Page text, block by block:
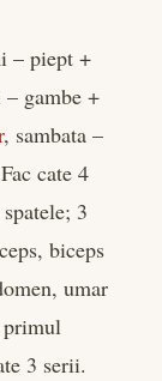
– piept +
gambe +
, sambata –
cate 4
3
biceps
umar
primul
3 serii.